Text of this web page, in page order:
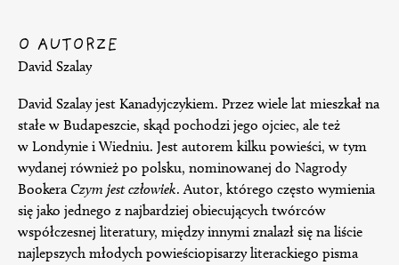
O AUTORZE
David Szalay
David Szalay jest Kanadyjczykiem. Przez wiele lat mieszkał na
stałe w Budapeszcie, skąd pochodzi jego ojciec, ale też
w Londynie i Wiedniu. Jest autorem kilku powieści, w tym
wydanej również po polsku, nominowanej do Nagrody
BookeraCzym jest człowiek. Autor, którego często wymienia
się jako jednego z najbardziej obiecujących twórców
współczesnej literatury, między innymi znalazł się na liście
najlepszych młodych powieściopisarzy literackiego pisma